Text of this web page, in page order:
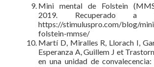
Mini mental de Folstein
2019. Recuperado a
https://stimuluspro.com/blog/
folstein-mmse/
Martí D, Miralles R, Llorach I,
Esperanza A, Guillem J et
en una unidad de